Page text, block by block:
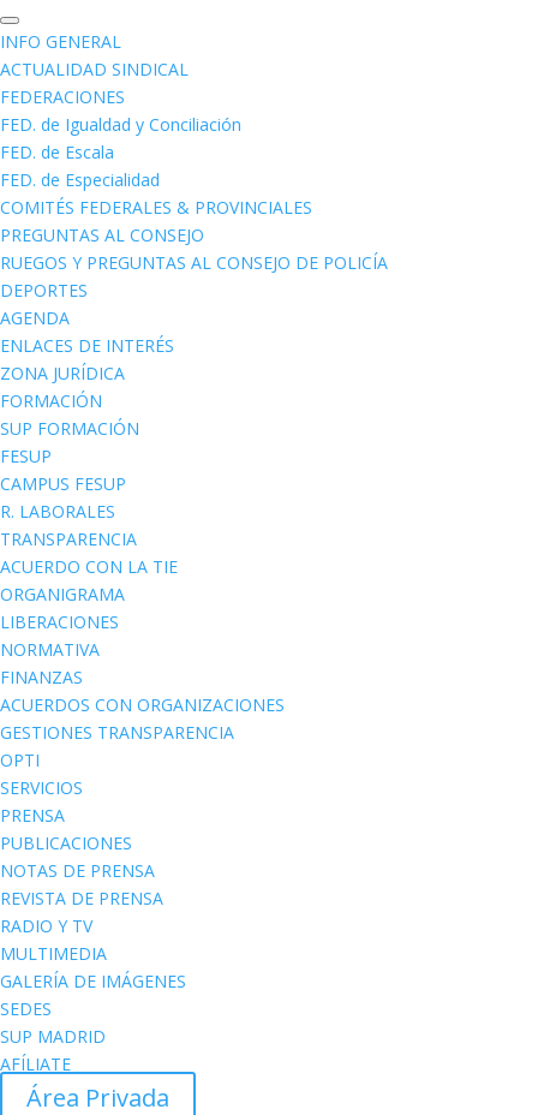
INFO GENERAL
ACTUALIDAD SINDICAL
FEDERACIONES
FED. de Igualdad y Conciliación
FED. de Escala
FED. de Especialidad
COMITÉS FEDERALES & PROVINCIALES
PREGUNTAS AL CONSEJO
RUEGOS Y PREGUNTAS AL CONSEJO DE POLICÍA
DEPORTES
AGENDA
ENLACES DE INTERÉS
ZONA JURÍDICA
FORMACIÓN
SUP FORMACIÓN
FESUP
CAMPUS FESUP
R. LABORALES
TRANSPARENCIA
ACUERDO CON LA TIE
ORGANIGRAMA
LIBERACIONES
NORMATIVA
FINANZAS
ACUERDOS CON ORGANIZACIONES
GESTIONES TRANSPARENCIA
OPTI
SERVICIOS
PRENSA
PUBLICACIONES
NOTAS DE PRENSA
REVISTA DE PRENSA
RADIO Y TV
MULTIMEDIA
GALERÍA DE IMÁGENES
SEDES
SUP MADRID
AFÍLIATE
Área Privada